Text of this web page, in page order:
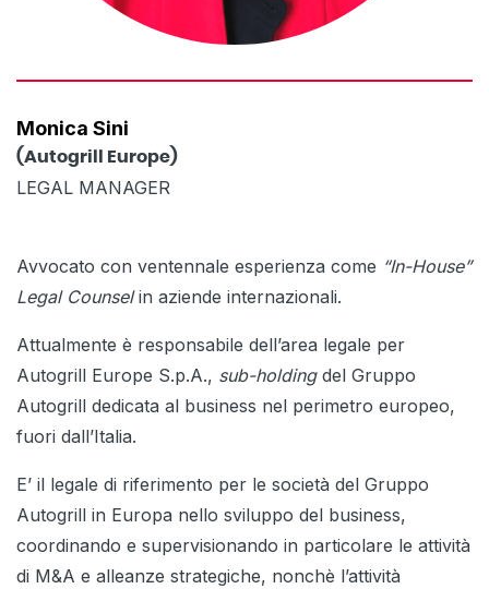
Monica Sini
(Autogrill Europe)
LEGAL MANAGER
Avvocato con ventennale esperienza come “In-House”
Legal Counselin aziende internazionali.
Attualmente è responsabile dell’area legale per
Autogrill Europe S.p.A., sub-holdingdel Gruppo
Autogrill dedicata al business nel perimetro europeo,
fuori dall’Italia.
E’ il legale di riferimento per le società del Gruppo
Autogrill in Europa nello sviluppo del business,
coordinando e supervisionando in particolare le attività
di M&A e alleanze strategiche, nonchè l’attività